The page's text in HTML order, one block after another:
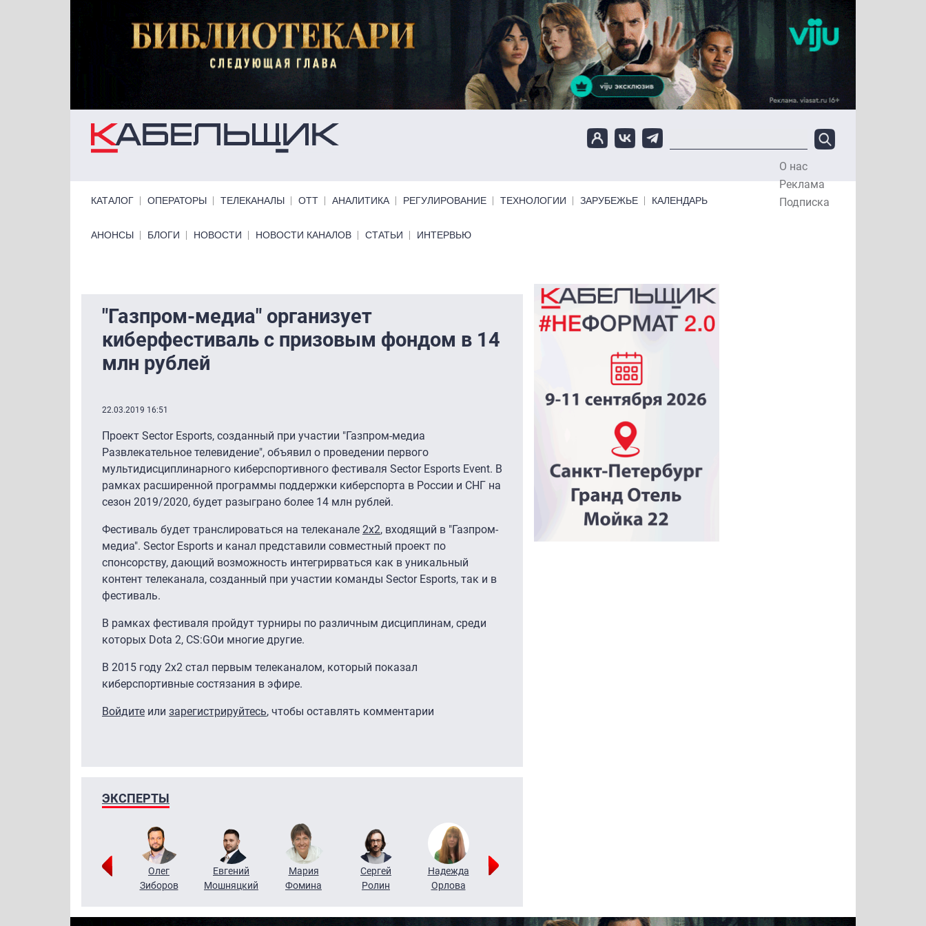
О нас
Реклама
Подписка
КАТАЛОГ ОПЕРАТОРЫ ТЕЛЕКАНАЛЫ ОТТ АНАЛИТИКА РЕГУЛИРОВАНИЕ ТЕХНОЛОГИИ ЗАРУБЕЖЬЕ КАЛЕНДАРЬ
Primary links bottom
АНОНСЫ БЛОГИ НОВОСТИ НОВОСТИ КАНАЛОВ СТАТЬИ ИНТЕРВЬЮ
"Газпром-медиа" организует
киберфестиваль с призовым фондом в 14
млн рублей
22.03.2019 16:51
Проект Sector Esports, созданный при участии "Газпром-медиа
Развлекательное телевидение", объявил о проведении первого
мультидисциплинарного киберспортивного фестиваля Sector Esports Event. В
рамках расширенной программы поддержки киберспорта в России и СНГ на
сезон 2019/2020, будет разыграно более 14 млн рублей.
Фестиваль будет транслироваться на телеканале 2x2, входящий в "Газпром-
медиа". Sector Esports и канал представили совместный проект по
спонсорству, дающий возможность интегрирваться как в уникальный
контент телеканала, созданный при участии команды Sector Esports, так и в
фестиваль.
В рамках фестиваля пройдут турниры по различным дисциплинам, среди
которых Dota 2, CS:GOи многие другие.
В 2015 году 2х2 стал первым телеканалом, который показал
киберспортивные состязания в эфире.
Войдите или зарегистрируйтесь, чтобы оставлять комментарии
ЭКСПЕРТЫ
Григорий
Олег
Зиборов
Евгений
Мошняцкий
Мария
Фомина
Сергей
Ролин
Надежда
Орлова